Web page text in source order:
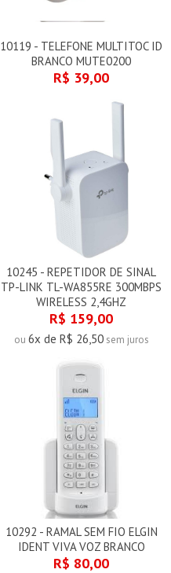
10119 - TELEFONE MULTITOC ID
BRANCO MUTE0200
R$ 39,00
10245 - REPETIDOR DE SINAL
TP-LINK TL-WA855RE 300MBPS
WIRELESS 2,4GHZ
R$ 159,00
ou 6x de R$ 26,50sem juros
10292 - RAMAL SEM FIO ELGIN
IDENT VIVA VOZ BRANCO
R$ 80,00